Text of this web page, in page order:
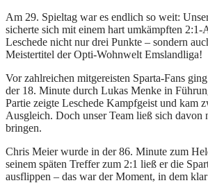
Am 29. Spieltag war es endlich so weit:
sicherte sich mit einem hart umkämpften 2:1-
Leschede nicht nur drei Punkte – sondern
Meistertitel der Opti-Wohnwelt Emslandliga!
Vor zahlreichen mitgereisten Sparta-Fans
der 18. Minute durch Lukas Menke in
Partie zeigte Leschede Kampfgeist und kam
Ausgleich. Doch unser Team ließ sich davon
bringen.
Chris Meier wurde in der 86. Minute zum
seinem späten Treffer zum 2:1 ließ er die
ausflippen – das war der Moment, in dem